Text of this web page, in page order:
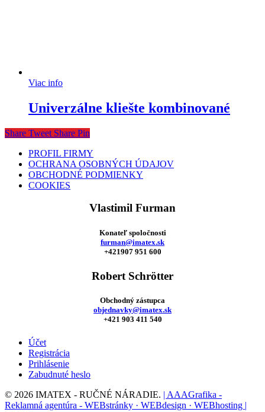
Viac info
Univerzálne kliešte kombinované
Share Tweet Share Pin
PROFIL FIRMY
OCHRANA OSOBNÝCH ÚDAJOV
OBCHODNÉ PODMIENKY
COOKIES
Vlastimil Furman
Konateľ spoločnosti
furman@imatex.sk
+421907 951 600
Robert Schrötter
Obchodný zástupca
objednavky@imatex.sk
+421 903 411 540
Účet
Registrácia
Prihlásenie
Zabudnuté heslo
© 2026 IMATEX - RUČNÉ NÁRADIE. | AAAGrafika -
Reklamná agentúra - WEBstránky · WEBdesign · WEBhosting |